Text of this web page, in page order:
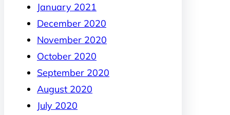
January 2021
December 2020
November 2020
October 2020
September 2020
August 2020
July 2020